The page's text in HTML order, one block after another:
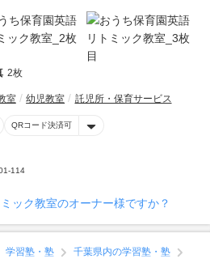
2枚
室 幼児教室 託児所・保育サービス
QRコード決済可
114
ック教室のオーナー様ですか？
学習塾・塾
千葉県内の学習塾・塾